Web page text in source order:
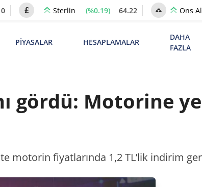
Sterlin (%0.19) 64.22 Ons
PİYASALAR HESAPLAMALAR
DAHA
FAZLA
gördü: Motorine
motorin fiyatlarında 1,2 TL’lik indirim